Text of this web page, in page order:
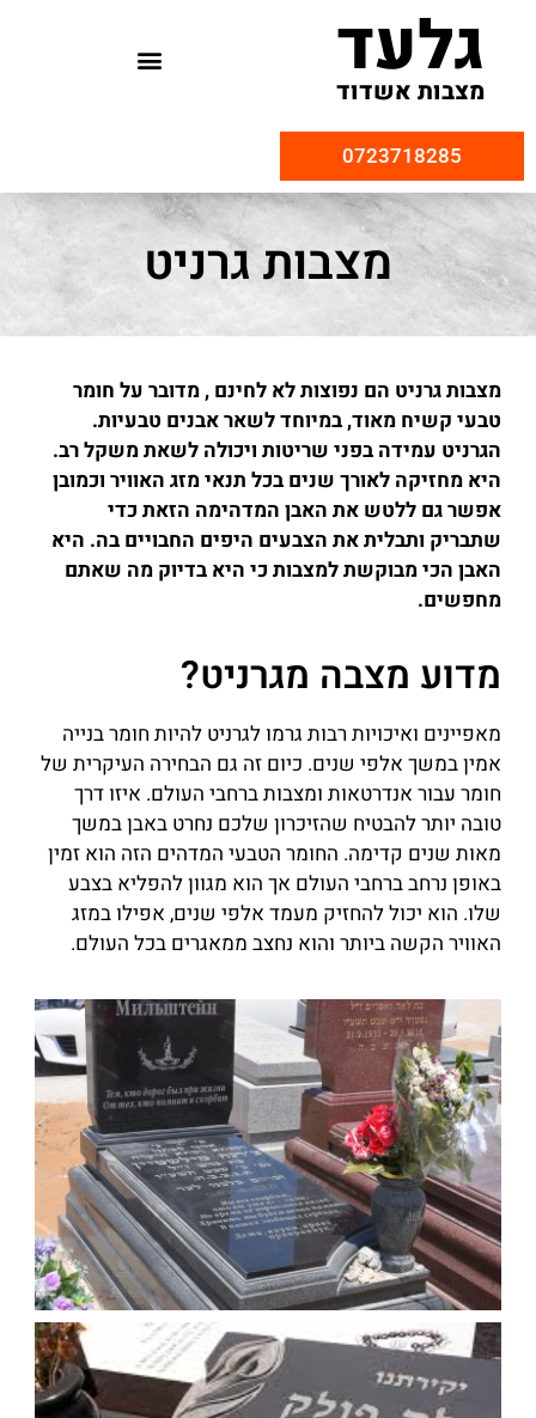
גלעד
מצבות אשדוד
0723718285
מצבות גרניט
מצבות גרניט הם נפוצות לא לחינם , מדובר על חומר
טבעי קשיח מאוד, במיוחד לשאר אבנים טבעיות.
הגרניט עמידה בפני שריטות ויכולה לשאת משקל רב.
היא מחזיקה לאורך שנים בכל תנאי מזג האוויר וכמובן
אפשר גם ללטש את האבן המדהימה הזאת כדי
שתבריק ותבלית את הצבעים היפים החבויים בה. היא
האבן הכי מבוקשת למצבות כי היא בדיוק מה שאתם
מחפשים.
מדוע מצבה מגרניט?
מאפיינים ואיכויות רבות גרמו לגרניט להיות חומר בנייה
אמין במשך אלפי שנים. כיום זה גם הבחירה העיקרית של
חומר עבור אנדרטאות ומצבות ברחבי העולם. איזו דרך
טובה יותר להבטיח שהזיכרון שלכם נחרט באבן במשך
מאות שנים קדימה. החומר הטבעי המדהים הזה הוא זמין
באופן נרחב ברחבי העולם אך הוא מגוון להפליא בצבע
שלו. הוא יכול להחזיק מעמד אלפי שנים, אפילו במזג
האוויר הקשה ביותר והוא נחצב ממאגרים בכל העולם.